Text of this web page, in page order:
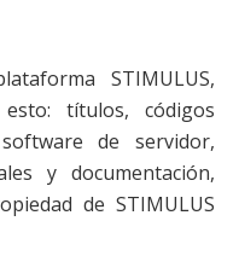
STIMULUS,
títulos, códigos
de servidor,
y documentación,
de STIMULUS